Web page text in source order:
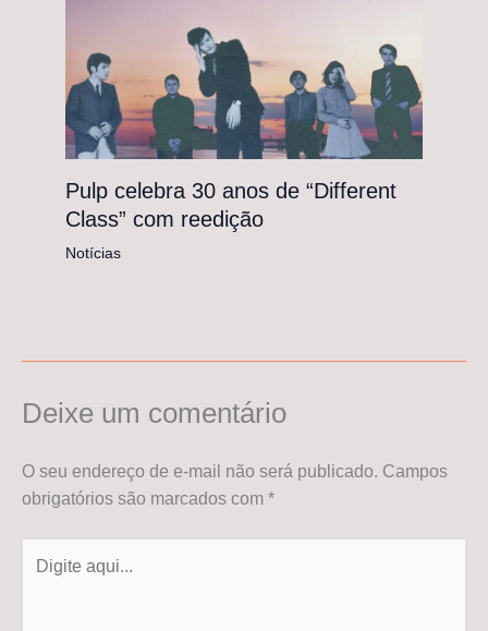
Pulp celebra 30 anos de “Different
Class” com reedição
Notícias
Deixe um comentário
O seu endereço de e-mail não será publicado. Campos
obrigatórios são marcados com *
aqui...